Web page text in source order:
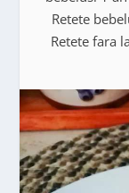
Retete
Retete fara